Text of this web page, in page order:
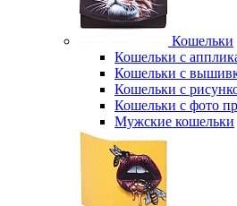
Кошельки
Кошельки с
Кошельки с
Кошельки с
Кошельки с фото
Мужские кошельки